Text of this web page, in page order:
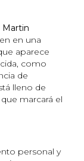
Martin
en una
aparece
como
de
lleno de
marcará el
personal y